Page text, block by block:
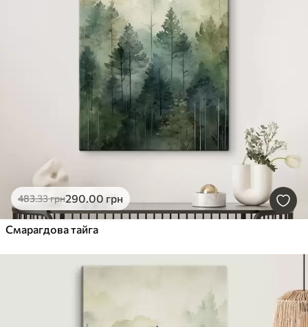
483.33грн290.00 грн
Смарагдова тайга